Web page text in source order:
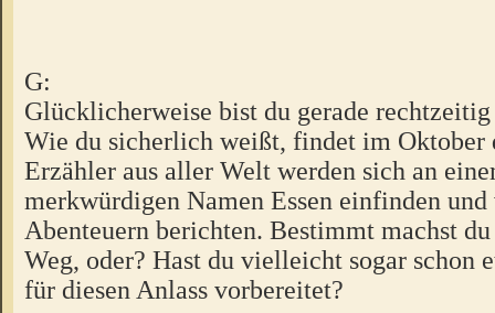
G:
Glücklicherweise bist du gerade
Wie du sicherlich weißt, findet im Oktober
Erzähler aus aller Welt werden sich an
merkwürdigen Namen Essen einfinden
Abenteuern berichten. Bestimmt machst
Weg, oder? Hast du vielleicht sogar schon
für diesen Anlass vorbereitet?